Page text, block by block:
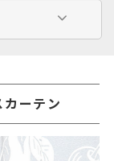
ーテン